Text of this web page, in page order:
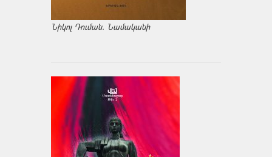
Նիկոլ Դուման. Նամականի